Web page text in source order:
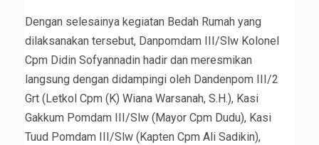
Dengan selesainya kegiatan Bedah Rumah yang
dilaksanakan tersebut, Danpomdam III/Slw Kolonel
Cpm Didin Sofyannadin hadir dan meresmikan
langsung dengan didampingi oleh Dandenpom III/2
Grt (Letkol Cpm (K) Wiana Warsanah, S.H.), Kasi
Gakkum Pomdam III/Slw (Mayor Cpm Dudu), Kasi
Tuud Pomdam III/Slw (Kapten Cpm Ali Sadikin),